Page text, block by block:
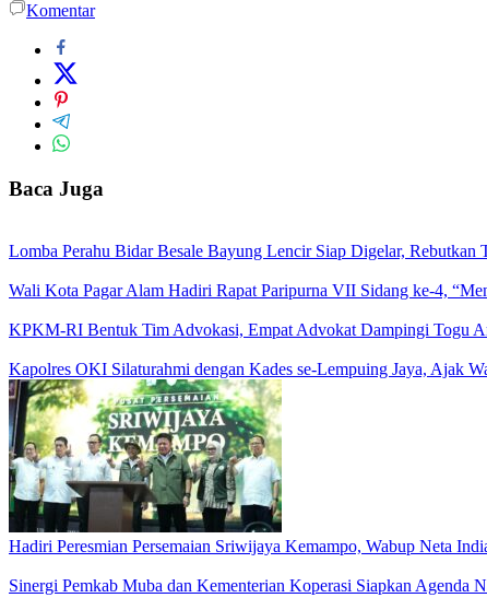
Komentar
Baca Juga
Lomba Perahu Bidar Besale Bayung Lencir Siap Digelar,
Wali Kota Pagar Alam Hadiri Rapat Paripurna VII Sidang ke-4,
KPKM-RI Bentuk Tim Advokasi, Empat Advokat Dampingi Togu
Kapolres OKI Silaturahmi dengan Kades se-Lempuing Jaya, Ajak
Hadiri Peresmian Persemaian Sriwijaya Kemampo, Wabup Neta
Sinergi Pemkab Muba dan Kementerian Koperasi Siapkan Agenda